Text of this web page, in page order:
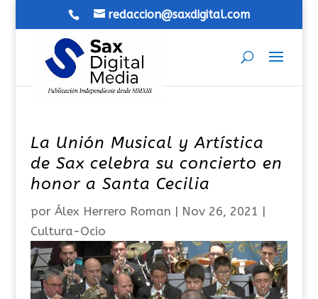
redaccion@saxdigital.com
La Unión Musical y Artística
de Sax celebra su concierto en
honor a Santa Cecilia
por Álex Herrero Roman | Nov 26, 2021 |
Cultura-Ocio